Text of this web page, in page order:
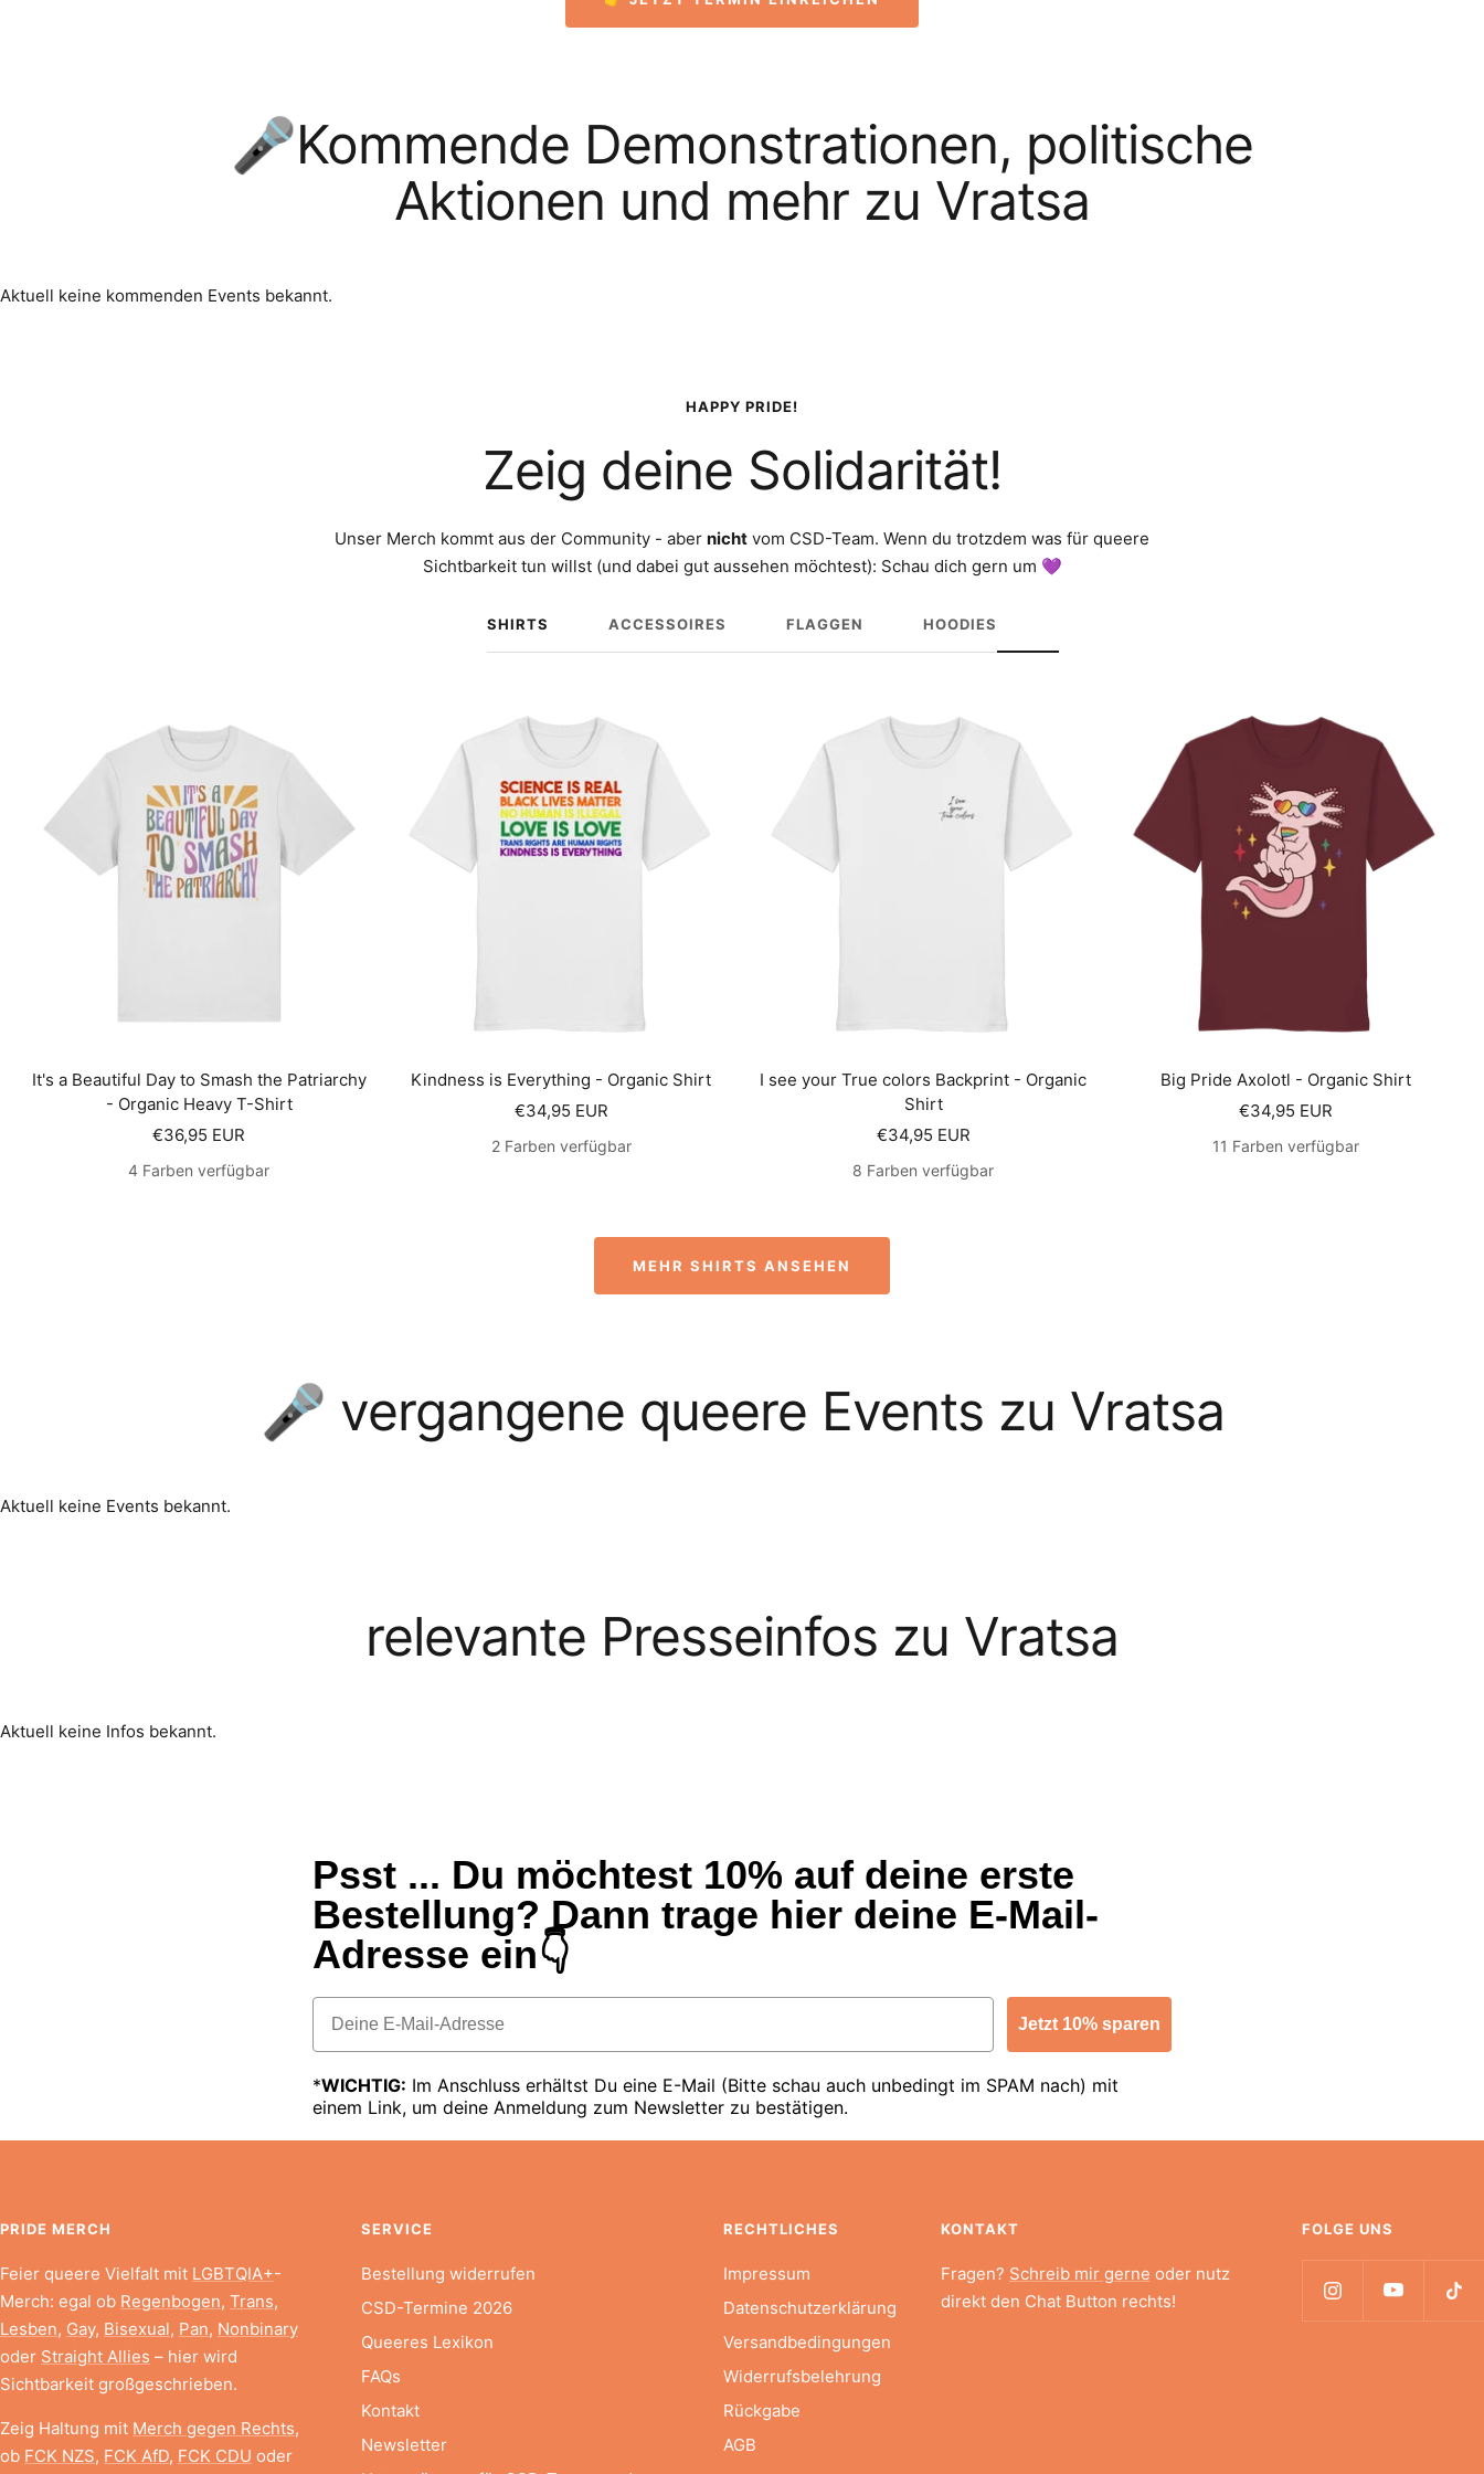
🎤Kommende Demonstrationen, politische
Aktionen und mehr zu Vratsa
Aktuell keine kommenden Events bekannt.
HAPPY PRIDE!
Zeig deine Solidarität!
Unser Merch kommt aus der Community - aber nicht vom CSD-Team. Wenn du trotzdem was für queere
Sichtbarkeit tun willst (und dabei gut aussehen möchtest): Schau dich gern um 💜
SHIRTS ACCESSOIRES FLAGGEN HOODIES
It's a Beautiful Day to Smash the Patriarchy
- Organic Heavy T-Shirt
Angebotspreis
€36,95 EUR
4 Farben verfügbar
Kindness is Everything - Organic Shirt
Angebotspreis
€34,95 EUR
2 Farben verfügbar
I see your True colors Backprint - Organic
Shirt
Angebotspreis
€34,95 EUR
8 Farben verfügbar
Big Pride Axolotl - Organic Shirt
Angebotspreis
€34,95 EUR
11 Farben verfügbar
MEHR SHIRTS ANSEHEN
🎤 vergangene queere Events zu Vratsa
Aktuell keine Events bekannt.
relevante Presseinfos zu Vratsa
Aktuell keine Infos bekannt.
Psst ... Du möchtest 10% auf deine erste
Bestellung? Dann trage hier deine E-Mail-
Adresse ein👇
Email
Jetzt 10% sparen
*WICHTIG: Im Anschluss erhältst Du eine E-Mail (Bitte schau auch unbedingt im SPAM nach) mit
einem Link, um deine Anmeldung zum Newsletter zu bestätigen.
PRIDE MERCH
Feier queere Vielfalt mit LGBTQIA+-
Merch: egal ob Regenbogen, Trans,
Lesben, Gay, Bisexual, Pan, Nonbinary
oder Straight Allies – hier wird
Sichtbarkeit großgeschrieben.
Zeig Haltung mit Merch gegen Rechts,
ob FCK NZS, FCK AfD, FCK CDU oder
SERVICE
Bestellung widerrufen
CSD-Termine 2026
Queeres Lexikon
FAQs
Kontakt
Newsletter
RECHTLICHES
Impressum
Datenschutzerklärung
Versandbedingungen
Widerrufsbelehrung
Rückgabe
AGB
KONTAKT
Fragen? Schreib mir gerne oder nutz
direkt den Chat Button rechts!
FOLGE UNS